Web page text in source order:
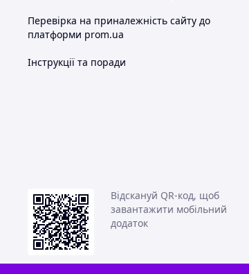
Перевірка на приналежність сайту до
платформи prom.ua
Інструкції та поради
Відскануй QR-код, щоб
завантажити мобільний
додаток